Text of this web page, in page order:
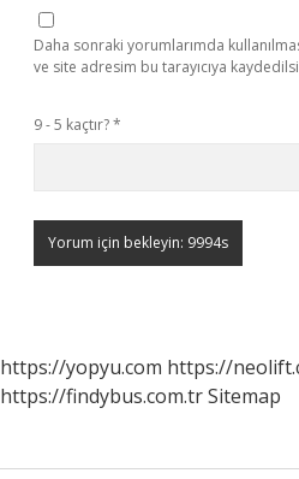
Daha sonraki yorumlarımda
ve site adresim bu tarayıcıya
9 - 5 kaçtır?*
https://yopyu.com https://
https://findybus.com.trSitemap